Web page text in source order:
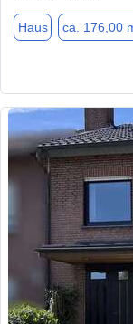
Haus ca. 176,00